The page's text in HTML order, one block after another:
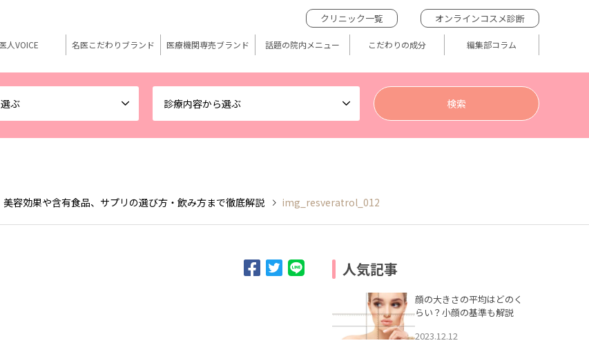
ぶ 診療内容から選ぶ
クリニック一覧 オンラインコスメ診断
人VOICE 名医こだわりブランド 医療機関専売ブランド 話題の院内メニュー こだわりの成分 編集部コラム
容効果や含有食品、サプリの選び方・飲み方まで徹底解説 img_resveratrol_012
人気記事
顔の大きさの平均はどのく
らい？小顔の基準も解説
2023.12.12